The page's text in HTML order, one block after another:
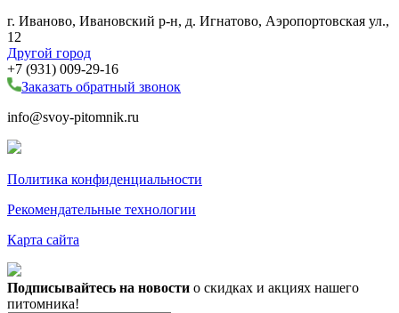
г. Иваново, Ивановский р-н, д. Игнатово, Аэропортовская ул.,
12
Другой город
+7 (931) 009-29-16
Заказать обратный звонок
info@svoy-pitomnik.ru
Политика конфиденциальности
Рекомендательные технологии
Карта сайта
Подписывайтесь на новости о скидках и акциях нашего
питомника!